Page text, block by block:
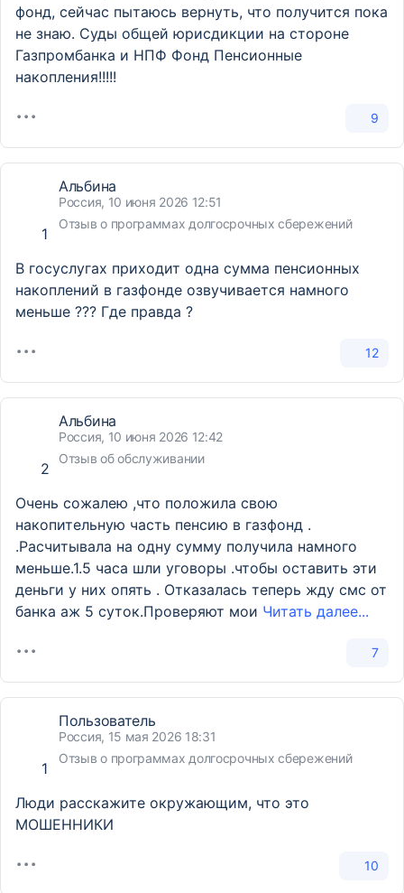
фонд, сейчас пытаюсь вернуть, что получится пока
не знаю. Суды общей юрисдикции на стороне
Газпромбанка и НПФ Фонд Пенсионные
накопления!!!!!
9
1
Альбина
Россия, 10 июня 2026 12:51
Отзыв о программах долгосрочных сбережений
В госуслугах приходит одна сумма пенсионных
накоплений в газфонде озвучивается намного
меньше ??? Где правда ?
12
2
Альбина
Россия, 10 июня 2026 12:42
Отзыв об обслуживании
Очень сожалею ,что положила свою
накопительную часть пенсию в газфонд .
.Расчитывала на одну сумму получила намного
меньше.1.5 часа шли уговоры .чтобы оставить эти
деньги у них опять . Отказалась теперь жду смс от
банка аж 5 суток.Проверяют мои Читать далее...
7
1
Пользователь
Россия, 15 мая 2026 18:31
Отзыв о программах долгосрочных сбережений
Люди расскажите окружающим, что это
МОШЕННИКИ
10